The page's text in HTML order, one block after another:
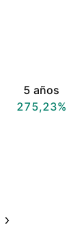
5 años
275,23%